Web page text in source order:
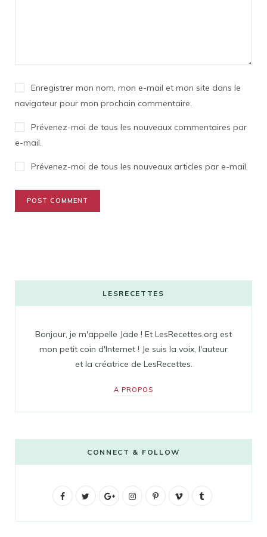
Enregistrer mon nom, mon e-mail et mon site dans le
navigateur pour mon prochain commentaire.
Prévenez-moi de tous les nouveaux commentaires par
e-mail.
Prévenez-moi de tous les nouveaux articles par e-mail.
LESRECETTES
Bonjour, je m'appelle Jade ! Et LesRecettes.org est
mon petit coin d'Internet ! Je suis la voix, l'auteur
et la créatrice de LesRecettes.
A PROPOS
CONNECT & FOLLOW
F
G
I
P
V